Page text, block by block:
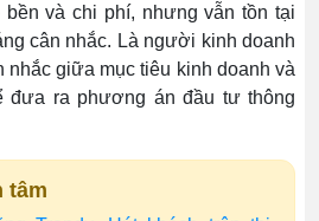
và chi phí, nhưng vẫn tồn tại
cân nhắc. Là người kinh doanh
giữa mục tiêu kinh doanh và
đưa ra phương án đầu tư thông
tâm